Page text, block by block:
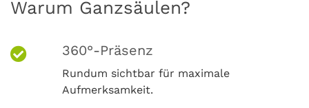
Warum Ganzsäulen?
360°-Präsenz
Rundum sichtbar für maximale
Aufmerksamkeit.